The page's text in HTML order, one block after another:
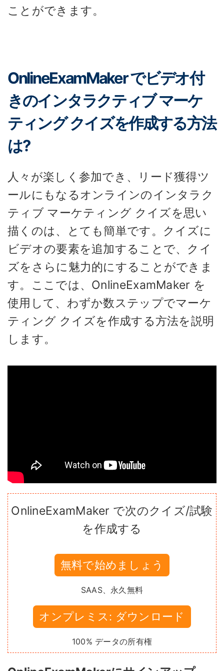
ことができます。
OnlineExamMaker でビデオ付
きのインタラクティブ マーケ
ティング クイズを作成する方法
は?
人々が楽しく参加でき、リード獲得ツ
ールにもなるオンラインのインタラク
ティブ マーケティング クイズを思い
描くのは、とても簡単です。クイズに
ビデオの要素を追加することで、クイ
ズをさらに魅力的にすることができま
す。ここでは、OnlineExamMaker を
使用して、わずか数ステップでマーケ
ティング クイズを作成する方法を説明
します。
OnlineExamMaker で次のクイズ/試験
を作成する
無料で始めましょう
SAAS、永久無料
オンプレミス: ダウンロード
100% データの所有権